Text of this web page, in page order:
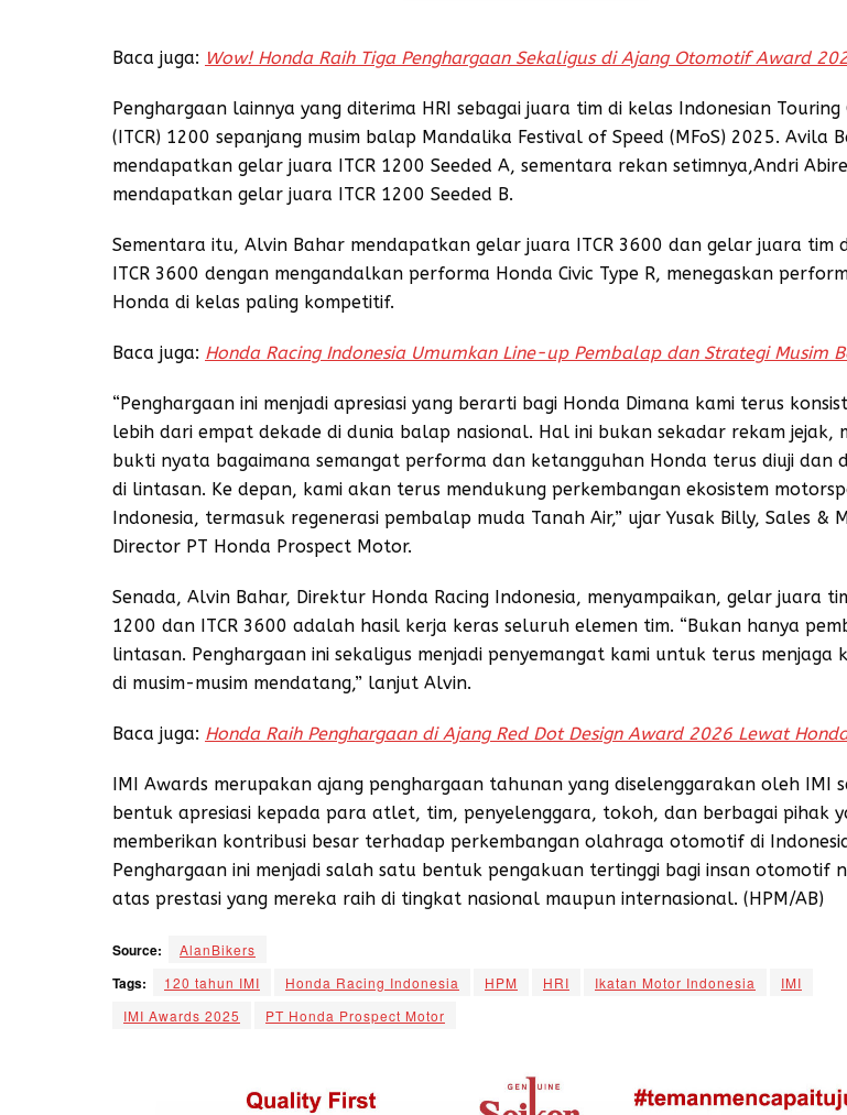
Baca juga: Wow! Honda Raih Tiga Penghargaan Sekaligus di Ajang Otomotif Award
Penghargaan lainnya yang diterima HRI sebagai juara tim di kelas Indonesian Touring
(ITCR) 1200 sepanjang musim balap Mandalika Festival of Speed (MFoS) 2025. Avila
mendapatkan gelar juara ITCR 1200 Seeded A, sementara rekan setimnya,Andri
mendapatkan gelar juara ITCR 1200 Seeded B.
Sementara itu, Alvin Bahar mendapatkan gelar juara ITCR 3600 dan gelar juara tim
ITCR 3600 dengan mengandalkan performa Honda Civic Type R, menegaskan
Honda di kelas paling kompetitif.
Baca juga: Honda Racing Indonesia Umumkan Line-up Pembalap dan Strategi Musim
“Penghargaan ini menjadi apresiasi yang berarti bagi Honda Dimana kami terus
lebih dari empat dekade di dunia balap nasional. Hal ini bukan sekadar rekam jejak,
bukti nyata bagaimana semangat performa dan ketangguhan Honda terus diuji dan
di lintasan. Ke depan, kami akan terus mendukung perkembangan ekosistem
Indonesia, termasuk regenerasi pembalap muda Tanah Air,” ujar Yusak Billy, Sales &
Director PT Honda Prospect Motor.
Senada, Alvin Bahar, Direktur Honda Racing Indonesia, menyampaikan, gelar juara
1200 dan ITCR 3600 adalah hasil kerja keras seluruh elemen tim. “Bukan hanya
lintasan. Penghargaan ini sekaligus menjadi penyemangat kami untuk terus menjaga
di musim-musim mendatang,” lanjut Alvin.
Baca juga: Honda Raih Penghargaan di Ajang Red Dot Design Award 2026 Lewat
IMI Awards merupakan ajang penghargaan tahunan yang diselenggarakan oleh IMI
bentuk apresiasi kepada para atlet, tim, penyelenggara, tokoh, dan berbagai pihak
memberikan kontribusi besar terhadap perkembangan olahraga otomotif di
Penghargaan ini menjadi salah satu bentuk pengakuan tertinggi bagi insan otomotif
atas prestasi yang mereka raih di tingkat nasional maupun internasional. (HPM/AB)
Source: AlanBikers
Tags: 120 tahun IMI Honda Racing Indonesia HPM HRI Ikatan Motor Indonesia
IMI
IMI Awards 2025
PT Honda Prospect Motor